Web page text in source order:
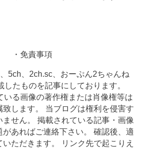
・免責事項
5ch、2ch.sc、おーぷん2ちゃんね
したものを記事にしております。
いる画像の著作権または肖像権等は
します。 当ブログは権利を侵害す
ません。 掲載されている記事・画像
あればご連絡下さい。 確認後、適
ただきます。 リンク先で起こりえ